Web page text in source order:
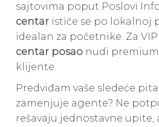
sajtovima poput Poslovi
centar ističe se po lokalnoj
idealan za početnike. Za
centar posao nudi
klijente.
Predviđam vaše sledeće
zamenjuje agente? Ne
rešavaju jednostavne